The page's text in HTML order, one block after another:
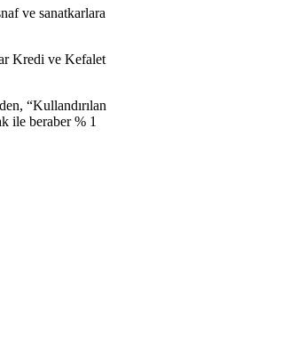
ve sanatkarlara
Kredi ve Kefalet
“Kullandırılan
ile beraber % 1